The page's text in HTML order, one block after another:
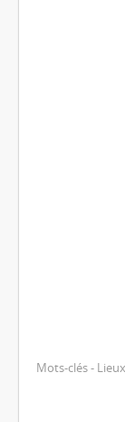
Mots-clés - Lieux